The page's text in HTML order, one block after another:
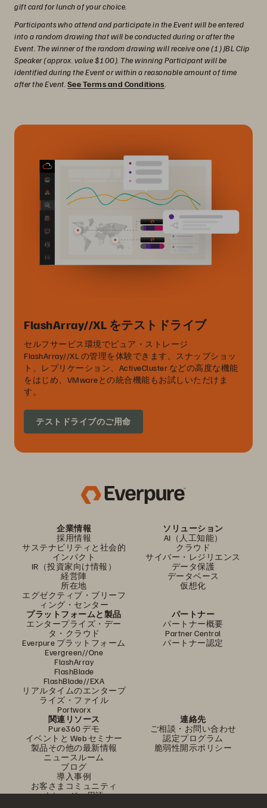
gift card for lunch of your choice.
Participants who attend and participate in the Event will be entered
into a random drawing that will be conducted during or after the
Event. The winner of the random drawing will receive one (1) JBL Clip
Speaker (approx. value $100). The winning Participant will be
identified during the Event or within a reasonable amount of time
after the Event. See Terms and Conditions
FlashArray//XL をテストドライブ
セルフサービス環境でピュア・ストレージ
FlashArray//XL の管理を体験できます。スナップショッ
ト、レプリケーション、ActiveCluster などの高度な機能
をはじめ、VMwareとの統合機能もお試しいただけま
す。
テストドライブのご用命
企業情報
採用情報
サステナビリティと社会的
インパクト
IR（投資家向け情報）
経営陣
所在地
エグゼクティブ・ブリーフ
ィング・センター
ソリューション
AI（人工知能）
クラウド
サイバー・レジリエンス
データ保護
データベース
仮想化
プラットフォームと製品
エンタープライズ・デー
タ・クラウド
Everpure プラットフォーム
Evergreen//One
FlashArray
FlashBlade
FlashBlade//EXA
リアルタイムのエンタープ
ライズ・ファイル
Portworx
パートナー
パートナー概要
Partner Central
パートナー認定
関連リソース
Pure360 デモ
イベントと Web セミナー
製品その他の最新情報
ニュースルーム
ブログ
導入事例
お客さまコミュニティ
ナレッジ・用語
連絡先
ご相談・お問い合わせ
認定プログラム
脆弱性開示ポリシー